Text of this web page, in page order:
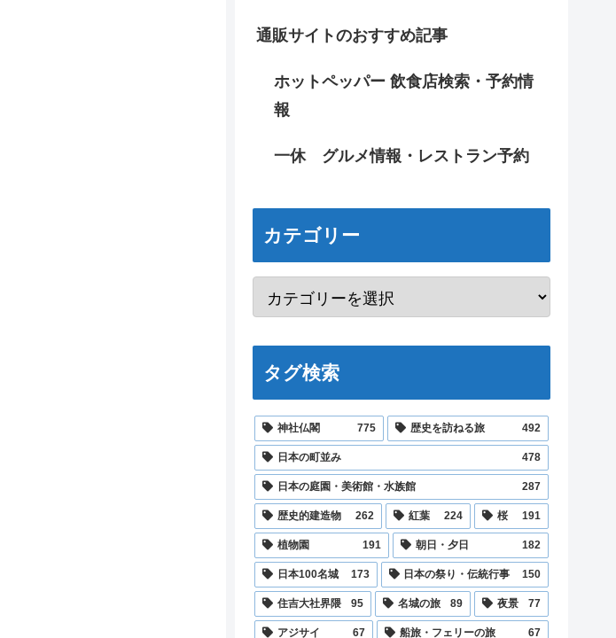
通販サイトのおすすめ記事
ホットペッパー 飲食店検索・予約情
報
一休 グルメ情報・レストラン予約
カテゴリー
タグ検索
神社仏閣 775 歴史を訪ねる旅 492
日本の町並み 478
日本の庭園・美術館・水族館 287
歴史的建造物 262 紅葉 224 桜 191
植物園 191 朝日・夕日 182
日本100名城 173 日本の祭り・伝統行事 150
住吉大社界隈 95 名城の旅 89 夜景 77
アジサイ 67 船旅・フェリーの旅 67